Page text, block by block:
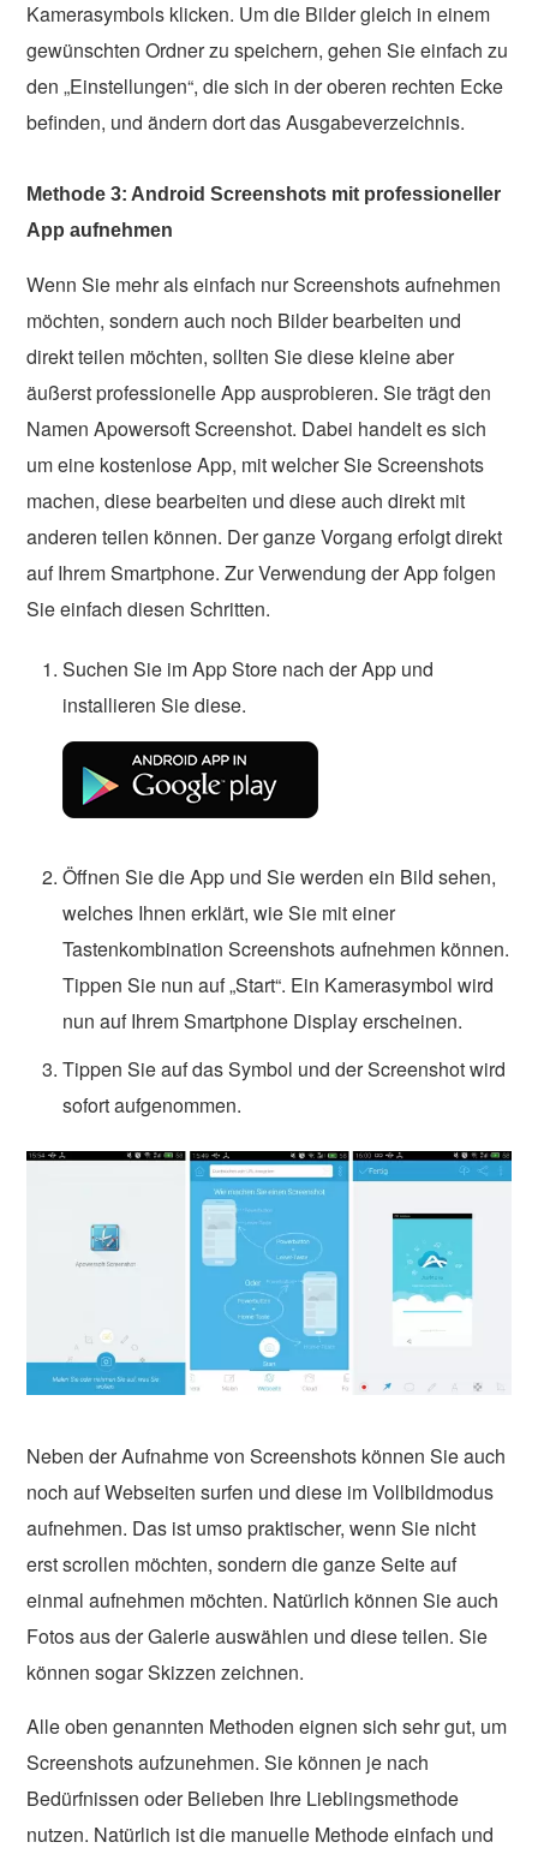
Kamerasymbols klicken. Um die Bilder gleich in einem
gewünschten Ordner zu speichern, gehen Sie einfach zu
den „Einstellungen“, die sich in der oberen rechten Ecke
befinden, und ändern dort das Ausgabeverzeichnis.
Methode 3: Android Screenshots mit professioneller
App aufnehmen
Wenn Sie mehr als einfach nur Screenshots aufnehmen
möchten, sondern auch noch Bilder bearbeiten und
direkt teilen möchten, sollten Sie diese kleine aber
äußerst professionelle App ausprobieren. Sie trägt den
Namen Apowersoft Screenshot. Dabei handelt es sich
um eine kostenlose App, mit welcher Sie Screenshots
machen, diese bearbeiten und diese auch direkt mit
anderen teilen können. Der ganze Vorgang erfolgt direkt
auf Ihrem Smartphone. Zur Verwendung der App folgen
Sie einfach diesen Schritten.
Suchen Sie im App Store nach der App und
installieren Sie diese.
Öffnen Sie die App und Sie werden ein Bild sehen,
welches Ihnen erklärt, wie Sie mit einer
Tastenkombination Screenshots aufnehmen können.
Tippen Sie nun auf „Start“. Ein Kamerasymbol wird
nun auf Ihrem Smartphone Display erscheinen.
Tippen Sie auf das Symbol und der Screenshot wird
sofort aufgenommen.
Neben der Aufnahme von Screenshots können Sie auch
noch auf Webseiten surfen und diese im Vollbildmodus
aufnehmen. Das ist umso praktischer, wenn Sie nicht
erst scrollen möchten, sondern die ganze Seite auf
einmal aufnehmen möchten. Natürlich können Sie auch
Fotos aus der Galerie auswählen und diese teilen. Sie
können sogar Skizzen zeichnen.
Alle oben genannten Methoden eignen sich sehr gut, um
Screenshots aufzunehmen. Sie können je nach
Bedürfnissen oder Belieben Ihre Lieblingsmethode
nutzen. Natürlich ist die manuelle Methode einfach und